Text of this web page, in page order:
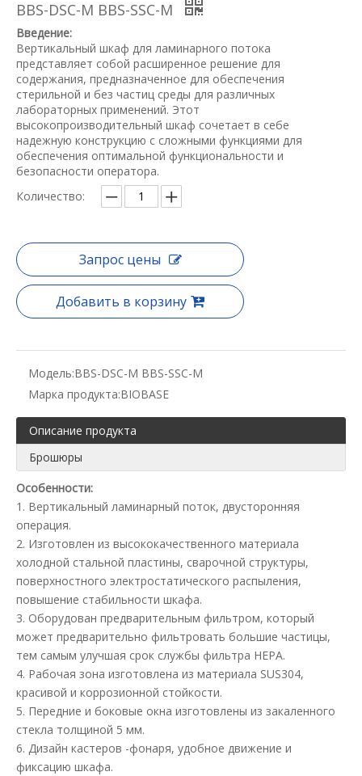
BBS-DSC-M BBS-SSC-M
Введение:
Вертикальный шкаф для ламинарного потока
представляет собой расширенное решение для
содержания, предназначенное для обеспечения
стерильной и без частиц среды для различных
лабораторных применений. Этот
высокопроизводительный шкаф сочетает в себе
надежную конструкцию с сложными функциями для
обеспечения оптимальной функциональности и
безопасности оператора.
Количество:
Запрос цены
Добавить в корзину
Модель:BBS-DSC-M BBS-SSC-M
Марка продукта:BIOBASE
Описание продукта
Брошюры
Особенности:
1. Вертикальный ламинарный поток, двусторонняя
операция.
2. Изготовлен из высококачественного материала
холодной стальной пластины, сварочной структуры,
поверхностного электростатического распыления,
повышение стабильности шкафа.
3. Оборудован предварительным фильтром, который
может предварительно фильтровать большие частицы,
тем самым улучшая срок службы фильтра HEPA.
4. Рабочая зона изготовлена ​​из материала SUS304,
красивой и коррозионной стойкости.
5. Передние и боковые окна изготовлены из закаленного
стекла толщиной 5 мм.
6. Дизайн кастеров -фонаря, удобное движение и
фиксацию шкафа.